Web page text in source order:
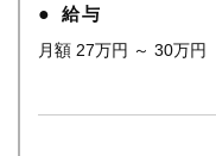
給与
月額 27万円 ～ 30万円